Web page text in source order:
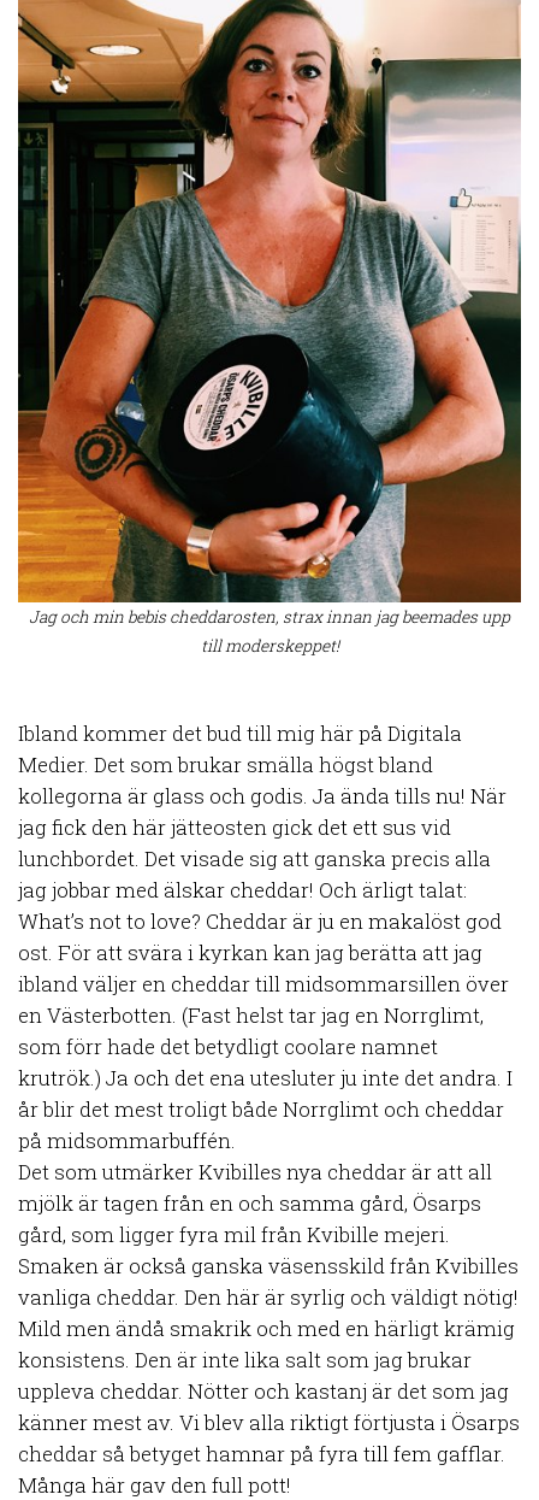
Jag och min bebis cheddarosten, strax innan jag beemades upp
till moderskeppet!
Ibland kommer det bud till mig här på Digitala
Medier. Det som brukar smälla högst bland
kollegorna är glass och godis. Ja ända tills nu! När
jag fick den här jätteosten gick det ett sus vid
lunchbordet. Det visade sig att ganska precis alla
jag jobbar med älskar cheddar! Och ärligt talat:
What’s not to love? Cheddar är ju en makalöst god
ost. För att svära i kyrkan kan jag berätta att jag
ibland väljer en cheddar till midsommarsillen över
en Västerbotten. (Fast helst tar jag en Norrglimt,
som förr hade det betydligt coolare namnet
krutrök.) Ja och det ena utesluter ju inte det andra. I
år blir det mest troligt både Norrglimt och cheddar
på midsommarbuffén.
Det som utmärker Kvibilles nya cheddar är att all
mjölk är tagen från en och samma gård, Ösarps
gård, som ligger fyra mil från Kvibille mejeri.
Smaken är också ganska väsensskild från Kvibilles
vanliga cheddar. Den här är syrlig och väldigt nötig!
Mild men ändå smakrik och med en härligt krämig
konsistens. Den är inte lika salt som jag brukar
uppleva cheddar. Nötter och kastanj är det som jag
känner mest av. Vi blev alla riktigt förtjusta i Ösarps
cheddar så betyget hamnar på fyra till fem gafflar.
Många här gav den full pott!